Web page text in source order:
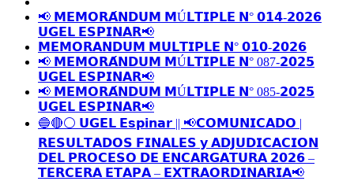
📢 𝗠𝗘𝗠𝗢𝗥𝗔́𝗡𝗗𝗨𝗠 𝗠Ú𝗟𝗧𝗜𝗣𝗟𝗘 𝗡° 𝟬𝟭𝟰-𝟮𝟬𝟮𝟲
𝗨𝗚𝗘𝗟 𝗘𝗦𝗣𝗜𝗡𝗔𝗥📢
𝗠𝗘𝗠𝗢𝗥𝗔𝗡𝗗𝗨𝗠 𝗠𝗨𝗟𝗧𝗜𝗣𝗟𝗘 𝗡° 𝟬𝟭𝟬-𝟮𝟬𝟮𝟲
📢 𝗠𝗘𝗠𝗢𝗥𝗔́𝗡𝗗𝗨𝗠 𝗠Ú𝗟𝗧𝗜𝗣𝗟𝗘 𝗡° 087-𝟮𝟬𝟮𝟱
𝗨𝗚𝗘𝗟 𝗘𝗦𝗣𝗜𝗡𝗔𝗥📢
📢 𝗠𝗘𝗠𝗢𝗥𝗔́𝗡𝗗𝗨𝗠 𝗠Ú𝗟𝗧𝗜𝗣𝗟𝗘 𝗡° 085-𝟮𝟬𝟮𝟱
𝗨𝗚𝗘𝗟 𝗘𝗦𝗣𝗜𝗡𝗔𝗥📢
🔵🔴⚪️ 𝗨𝗚𝗘𝗟 𝗘𝘀𝗽𝗶𝗻𝗮𝗿 || 📢𝗖𝗢𝗠𝗨𝗡𝗜𝗖𝗔𝗗𝗢 |
𝗥𝗘𝗦𝗨𝗟𝗧𝗔𝗗𝗢𝗦 𝗙𝗜𝗡𝗔𝗟𝗘𝗦 𝘆 𝗔𝗗𝗝𝗨𝗗𝗜𝗖𝗔𝗖𝗜𝗢𝗡
𝗗𝗘𝗟 𝗣𝗥𝗢𝗖𝗘𝗦𝗢 𝗗𝗘 𝗘𝗡𝗖𝗔𝗥𝗚𝗔𝗧𝗨𝗥𝗔 𝟮𝟬𝟮𝟲 –
𝗧𝗘𝗥𝗖𝗘𝗥𝗔 𝗘𝗧𝗔𝗣𝗔 – 𝗘𝗫𝗧𝗥𝗔𝗢𝗥𝗗𝗜𝗡𝗔𝗥𝗜𝗔📢